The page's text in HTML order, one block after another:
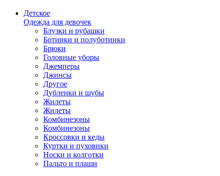
Детское
Одежда для девочек
Блузки и рубашки
Ботинки и полуботинки
Брюки
Головные уборы
Джемперы
Джинсы
Другое
Дубленки и шубы
Жилеты
Жилеты
Комбинезоны
Комбинезоны
Кроссовки и кеды
Куртки и пуховики
Носки и колготки
Пальто и плащи